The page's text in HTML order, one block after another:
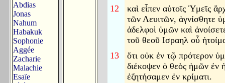
Abdias
Jonas
Nahum
Habakuk
Sophonie
Aggée
Zacharie
Malachie
Esaïe
12
καὶ εἶπεν αὐτοῖς Ὑμεῖς
τῶν Λευιτῶν, ἁγνίσθητε
ἀδελφοὶ ὑμῶν καὶ
τοῦ θεοῦ Ισραηλ οὗ
13
ὅτι οὐκ ἐν τῷ πρότερον
διέκοψεν ὁ θεὸς ἡμῶν ἐν
ἐζητήσαμεν ἐν κρίματι.